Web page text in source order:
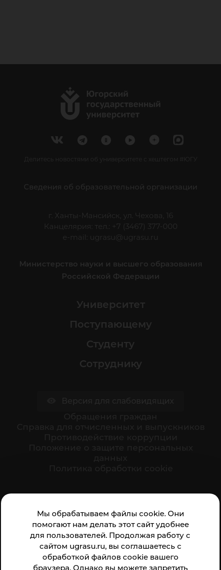
Мы обрабатываем файлы cookie. Они
помогают нам делать этот сайт удобнее
для пользователей. Продолжая работу с
сайтом ugrasu.ru, вы соглашаетесь с
обработкой файлов cookie вашего
браузера. Однако вы можете запретить
Делитесь новостями об университете с хештегом #ЮГУ
Сведения об образовательной организации
г. Ханты-Мансийск, ул. Чехова, 16
Канцелярия: тел.: +7 (3467) 377-000
e-mail:
ugrasu@ugrasu.ru
Министерство науки и высшего образования
Российской Федерации
Университет
Поступающему
Студенту
Сотруднику
организации: